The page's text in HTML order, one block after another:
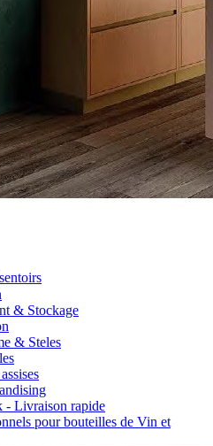
& Stockage
& Steles
- Livraison rapide
pour bouteilles de Vin et